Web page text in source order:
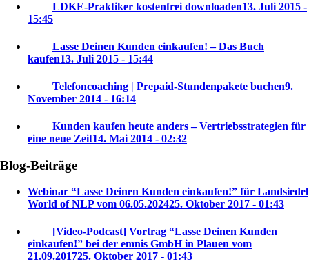
LDKE-Praktiker kostenfrei downloaden13. Juli 2015 -
15:45
Lasse Deinen Kunden einkaufen! – Das Buch
kaufen13. Juli 2015 - 15:44
Telefoncoaching | Prepaid-Stundenpakete buchen9.
November 2014 - 16:14
Kunden kaufen heute anders – Vertriebsstrategien für
eine neue Zeit14. Mai 2014 - 02:32
Blog-Beiträge
Webinar “Lasse Deinen Kunden einkaufen!” für Landsiedel
World of NLP vom 06.05.202425. Oktober 2017 - 01:43
[Video-Podcast] Vortrag “Lasse Deinen Kunden
einkaufen!” bei der emnis GmbH in Plauen vom
21.09.201725. Oktober 2017 - 01:43